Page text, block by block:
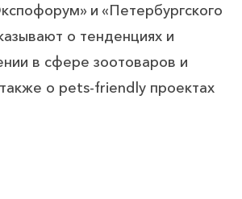
и «Петербургского
о тенденциях и
в сфере зоотоваров и
о pets-friendly проектах